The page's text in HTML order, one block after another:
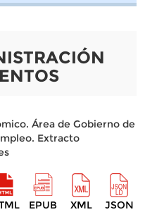
Área de Gobierno de
Extracto
EPUB XML JSON